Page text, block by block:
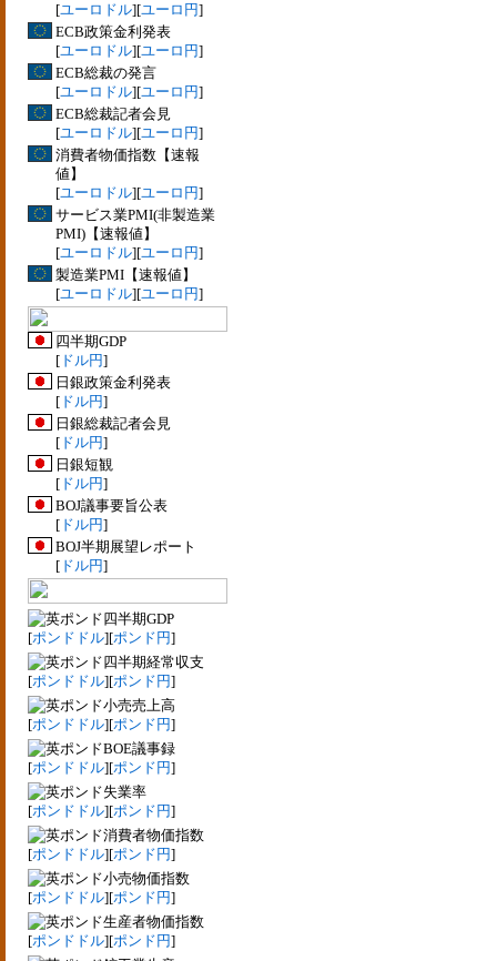
[ユーロドル][ユーロ円]
ECB政策金利発表
[ユーロドル][ユーロ円]
ECB総裁の発言
[ユーロドル][ユーロ円]
ECB総裁記者会見
[ユーロドル][ユーロ円]
消費者物価指数【速報
値】
[ユーロドル][ユーロ円]
サービス業PMI(非製造業
PMI)【速報値】
[ユーロドル][ユーロ円]
製造業PMI【速報値】
[ユーロドル][ユーロ円]
四半期GDP
[ ドル円]
日銀政策金利発表
[ ドル円]
日銀総裁記者会見
[ ドル円]
日銀短観
[ ドル円]
BOJ議事要旨公表
[ ドル円]
BOJ半期展望レポート
[ ドル円]
四半期GDP
[ポンドドル][ポンド円]
四半期経常収支
[ポンドドル][ポンド円]
小売売上高
[ポンドドル][ポンド円]
BOE議事録
[ポンドドル][ポンド円]
失業率
[ポンドドル][ポンド円]
消費者物価指数
[ポンドドル][ポンド円]
小売物価指数
[ポンドドル][ポンド円]
生産者物価指数
[ポンドドル][ポンド円]